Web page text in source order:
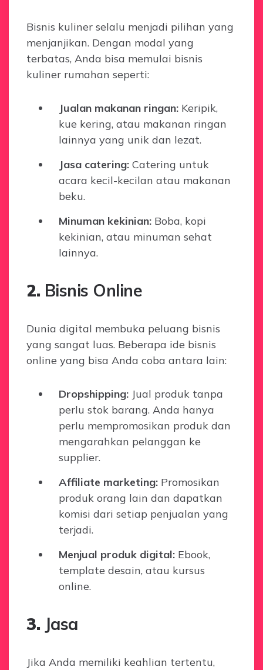
Bisnis kuliner selalu menjadi pilihan yang
menjanjikan. Dengan modal yang
terbatas, Anda bisa memulai bisnis
kuliner rumahan seperti:
Jualan makanan ringan: Keripik,
kue kering, atau makanan ringan
lainnya yang unik dan lezat.
Jasa catering: Catering untuk
acara kecil-kecilan atau makanan
beku.
Minuman kekinian: Boba, kopi
kekinian, atau minuman sehat
lainnya.
2. Bisnis Online
Dunia digital membuka peluang bisnis
yang sangat luas. Beberapa ide bisnis
online yang bisa Anda coba antara lain:
Dropshipping: Jual produk tanpa
perlu stok barang. Anda hanya
perlu mempromosikan produk dan
mengarahkan pelanggan ke
supplier.
Affiliate marketing: Promosikan
produk orang lain dan dapatkan
komisi dari setiap penjualan yang
terjadi.
Menjual produk digital: Ebook,
template desain, atau kursus
online.
3. Jasa
Jika Anda memiliki keahlian tertentu,